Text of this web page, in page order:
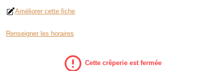
Améliorer cette fiche
Renseigner les horaires
Cette crêperie est fermée